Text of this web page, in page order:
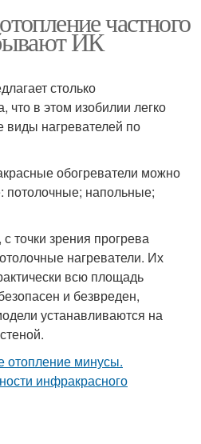
частного
ИК
столько
что в этом изобилии легко
виды нагревателей по
обогреватели можно
потолочные; напольные;
зрения прогрева
нагреватели. Их
всю площадь
и безвреден,
устанавливаются на